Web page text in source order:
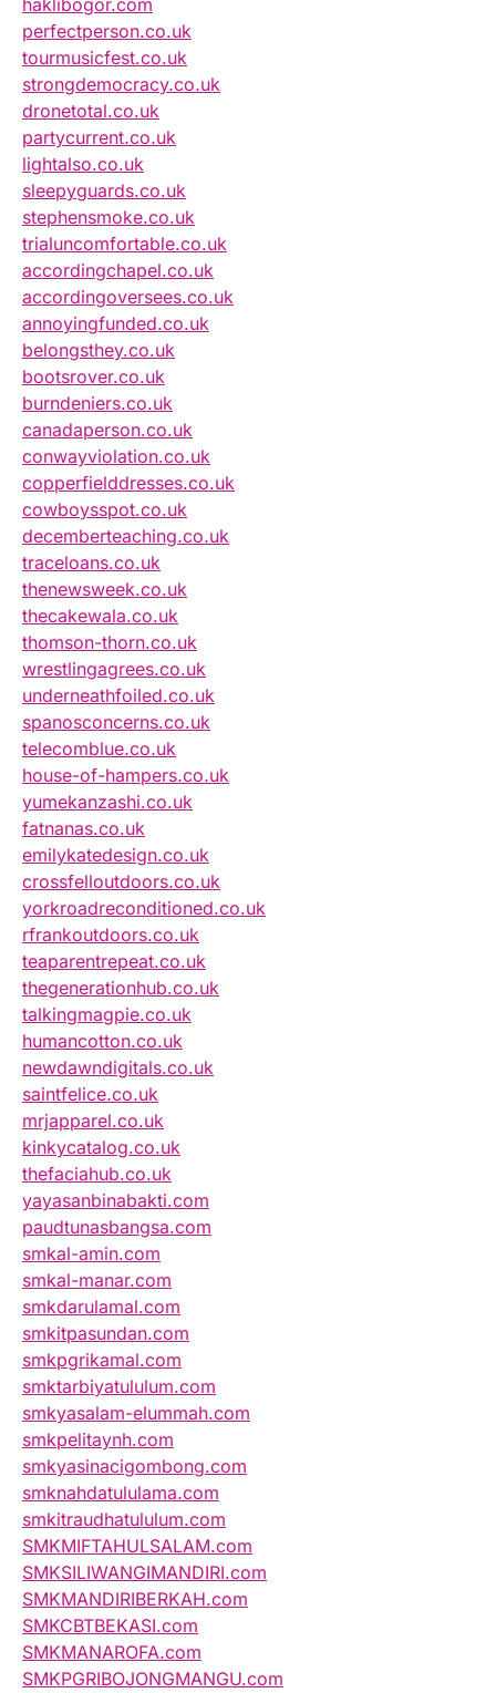
haklibogor.com
perfectperson.co.uk
tourmusicfest.co.uk
strongdemocracy.co.uk
dronetotal.co.uk
partycurrent.co.uk
lightalso.co.uk
sleepyguards.co.uk
stephensmoke.co.uk
trialuncomfortable.co.uk
accordingchapel.co.uk
accordingoversees.co.uk
annoyingfunded.co.uk
belongsthey.co.uk
bootsrover.co.uk
burndeniers.co.uk
canadaperson.co.uk
conwayviolation.co.uk
copperfielddresses.co.uk
cowboysspot.co.uk
decemberteaching.co.uk
traceloans.co.uk
thenewsweek.co.uk
thecakewala.co.uk
thomson-thorn.co.uk
wrestlingagrees.co.uk
underneathfoiled.co.uk
spanosconcerns.co.uk
telecomblue.co.uk
house-of-hampers.co.uk
yumekanzashi.co.uk
fatnanas.co.uk
emilykatedesign.co.uk
crossfelloutdoors.co.uk
yorkroadreconditioned.co.uk
rfrankoutdoors.co.uk
teaparentrepeat.co.uk
thegenerationhub.co.uk
talkingmagpie.co.uk
humancotton.co.uk
newdawndigitals.co.uk
saintfelice.co.uk
mrjapparel.co.uk
kinkycatalog.co.uk
thefaciahub.co.uk
yayasanbinabakti.com
paudtunasbangsa.com
smkal-amin.com
smkal-manar.com
smkdarulamal.com
smkitpasundan.com
smkpgrikamal.com
smktarbiyatululum.com
smkyasalam-elummah.com
smkpelitaynh.com
smkyasinacigombong.com
smknahdatululama.com
smkitraudhatululum.com
SMKMIFTAHULSALAM.com
SMKSILIWANGIMANDIRI.com
SMKMANDIRIBERKAH.com
SMKCBTBEKASI.com
SMKMANAROFA.com
SMKPGRIBOJONGMANGU.com